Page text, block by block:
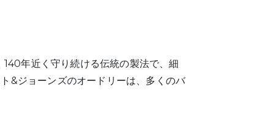
年近く守り続ける伝統の製法で、細
&ジョーンズのオードリーは、多くのバ